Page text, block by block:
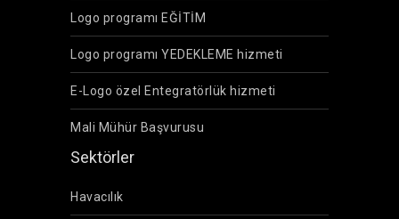
Logo programı EĞİTİM
Logo programı YEDEKLEME hizmeti
E-Logo özel Entegratörlük hizmeti
Mali Mühür Başvurusu
Sektörler
Havacılık